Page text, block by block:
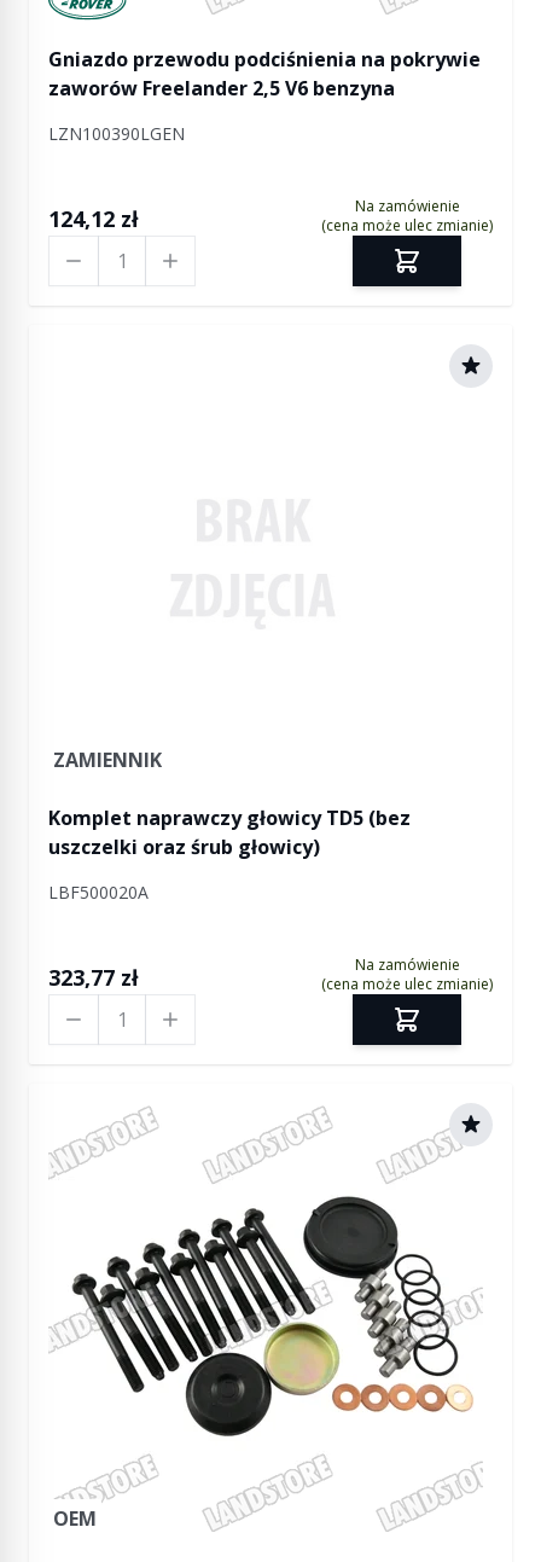
Gniazdo przewodu podciśnienia na pokrywie
zaworów Freelander 2,5 V6 benzyna
LZN100390LGEN
124,12 zł
Na zamówienie
(cena może ulec zmianie)
ZAMIENNIK
Komplet naprawczy głowicy TD5 (bez
uszczelki oraz śrub głowicy)
LBF500020A
323,77 zł
Na zamówienie
(cena może ulec zmianie)
OEM